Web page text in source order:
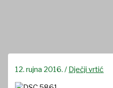
12. rujna 2016./ Dječji vrtić